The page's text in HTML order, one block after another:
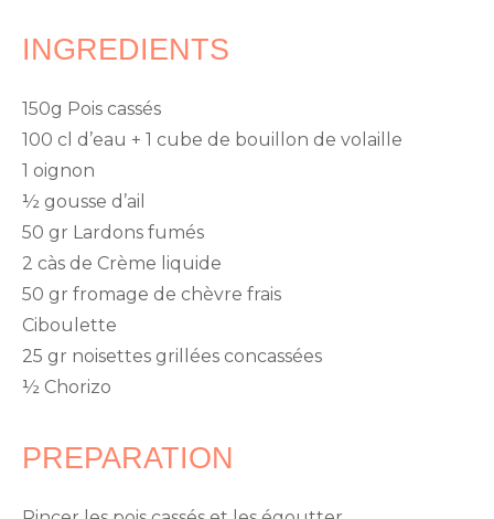
INGREDIENTS
150g Pois cassés
100 cl d’eau + 1 cube de bouillon de volaille
1 oignon
½ gousse d’ail
50 gr Lardons fumés
2 càs de Crème liquide
50 gr fromage de chèvre frais
Ciboulette
25 gr noisettes grillées concassées
½ Chorizo
PREPARATION